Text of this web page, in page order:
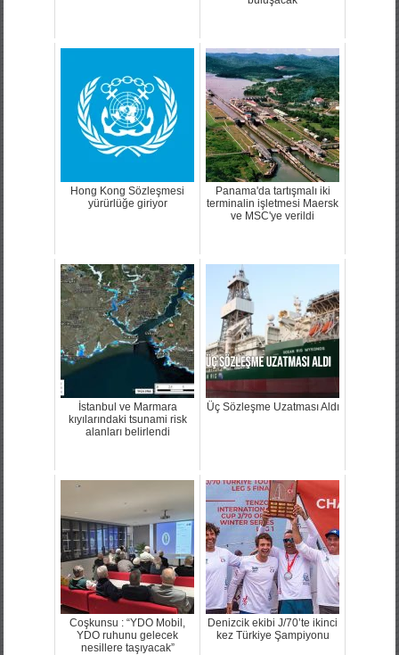
Hong Kong Sözleşmesi
yürürlüğe giriyor
Panama'da tartışmalı iki
terminalin işletmesi Maersk
ve MSC'ye verildi
İstanbul ve Marmara
kıyılarındaki tsunami risk
alanları belirlendi
Üç Sözleşme Uzatması Aldı
Coşkunsu : “YDO Mobil,
YDO ruhunu gelecek
nesillere taşıyacak”
Denizcik ekibi J/70’te ikinci
kez Türkiye Şampiyonu